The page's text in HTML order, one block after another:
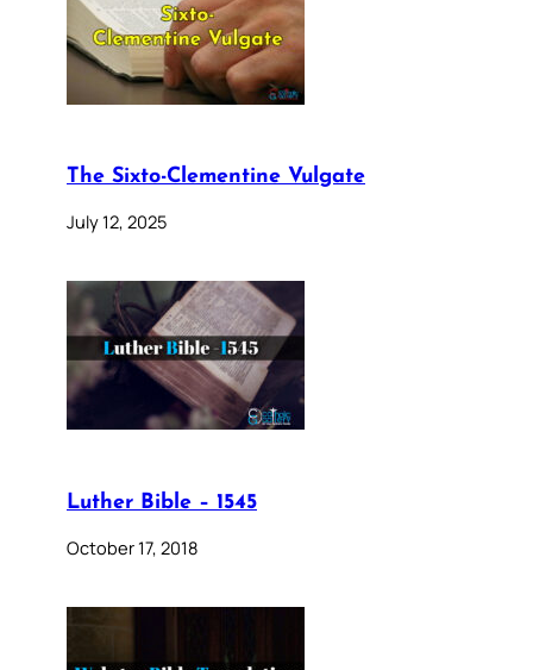
The Sixto-Clementine Vulgate
July 12, 2025
Luther Bible – 1545
October 17, 2018